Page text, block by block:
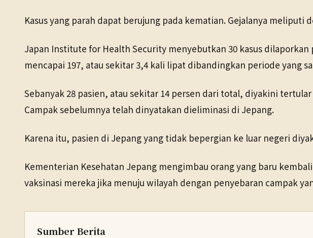
Kasus yang parah dapat berujung pada kematian. Gejalanya meliputi
Japan Institute for Health Security menyebutkan 30 kasus
mencapai 197, atau sekitar 3,4 kali lipat dibandingkan periode yang
Sebanyak 28 pasien, atau sekitar 14 persen dari total, diyakini
Campak sebelumnya telah dinyatakan dieliminasi di Jepang.
Karena itu, pasien di Jepang yang tidak bepergian ke luar negeri
Kementerian Kesehatan Jepang mengimbau orang yang baru
vaksinasi mereka jika menuju wilayah dengan penyebaran campak
Sumber Berita